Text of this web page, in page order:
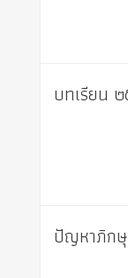
บทเรียน
ปัญหาภิก